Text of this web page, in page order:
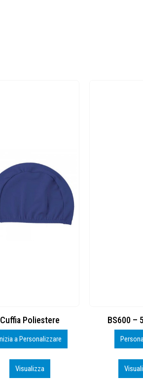
BS600 – 5139960
Personalizza
Visualizza
Toppe